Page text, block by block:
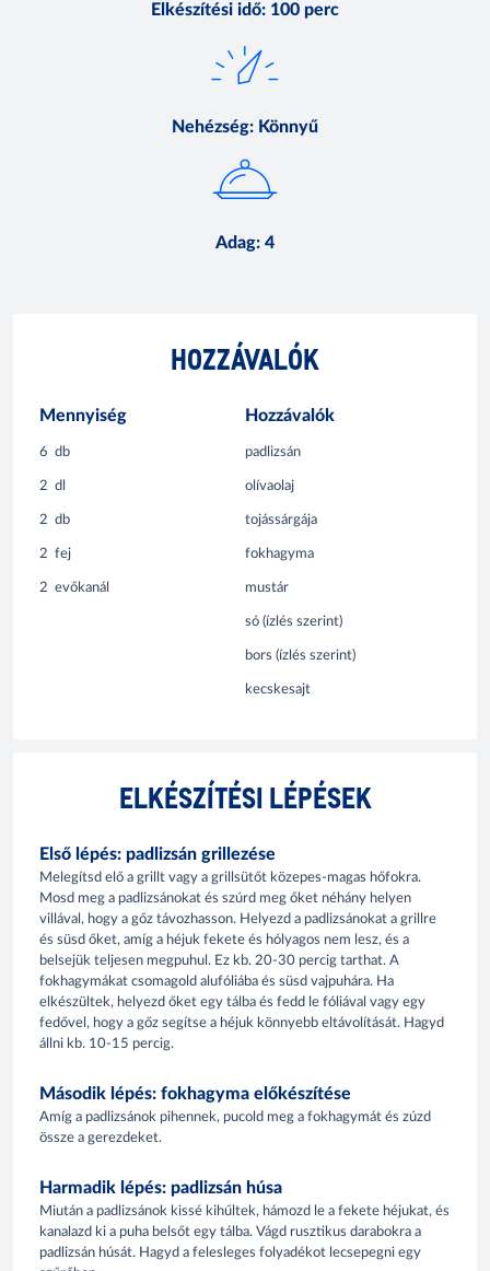
Elkészítési idő: 100 perc
Nehézség: Könnyű
Adag: 4
HOZZÁVALÓK
Mennyiség Hozzávalók
6 db padlizsán
2 dl olívaolaj
2 db tojássárgája
2 fej fokhagyma
2 evőkanál mustár
só (ízlés szerint)
bors (ízlés szerint)
kecskesajt
ELKÉSZÍTÉSI LÉPÉSEK
Első lépés: padlizsán grillezése
Melegítsd elő a grillt vagy a grillsütőt közepes-magas hőfokra.
Mosd meg a padlizsánokat és szúrd meg őket néhány helyen
villával, hogy a gőz távozhasson. Helyezd a padlizsánokat a grillre
és süsd őket, amíg a héjuk fekete és hólyagos nem lesz, és a
belsejük teljesen megpuhul. Ez kb. 20-30 percig tarthat. A
fokhagymákat csomagold alufóliába és süsd vajpuhára. Ha
elkészültek, helyezd őket egy tálba és fedd le fóliával vagy egy
fedővel, hogy a gőz segítse a héjuk könnyebb eltávolítását. Hagyd
állni kb. 10-15 percig.
Második lépés: fokhagyma előkészítése
Amíg a padlizsánok pihennek, pucold meg a fokhagymát és zúzd
össze a gerezdeket.
Harmadik lépés: padlizsán húsa
Miután a padlizsánok kissé kihűltek, hámozd le a fekete héjukat, és
kanalazd ki a puha belsőt egy tálba. Vágd rusztikus darabokra a
padlizsán húsát. Hagyd a felesleges folyadékot lecsepegni egy